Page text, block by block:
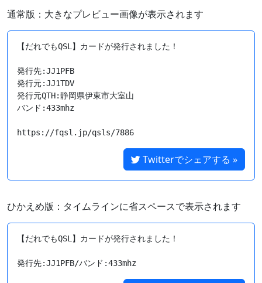
通常版：大きなプレビュー画像が表示されます
【だれでもQSL】カードが発行されました！
発行先:JJ1PFB
発行元:JJ1TDV
発行元QTH:静岡県伊東市大室山
バンド:433mhz
https://fqsl.jp/qsls/7886
Twitterでシェアする »
ひかえめ版：タイムラインに省スペースで表示されます
【だれでもQSL】カードが発行されました！